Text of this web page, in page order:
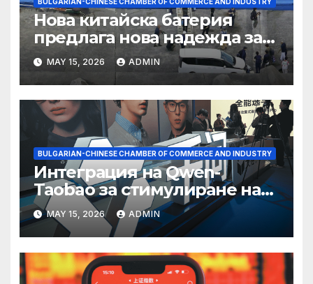
Нова китайска батерия
предлага нова надежда за
съхранение на водород
MAY 15, 2026 ADMIN
BULGARIAN-CHINESE CHAMBER OF COMMERCE AND INDUSTRY
Интеграция на Qwen-
Taobao за стимулиране на
пазаруването 618
MAY 15, 2026 ADMIN